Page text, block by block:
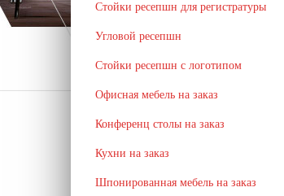
Стойки ресепшн для регистратуры
Угловой ресепшн
Стойки ресепшн с логотипом
Офисная мебель на заказ
Конференц столы на заказ
Кухни на заказ
Шпонированная мебель на заказ